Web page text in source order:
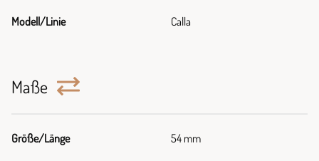
Modell/Linie Calla
Maße
Größe/Länge 54 mm